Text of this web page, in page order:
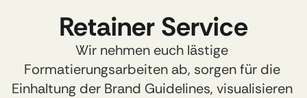
Retainer Service
Wir nehmen euch lästige
Formatierungsarbeiten ab, sorgen für die
Einhaltung der Brand Guidelines, visualisieren